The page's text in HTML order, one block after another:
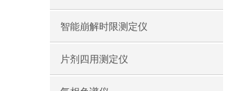
智能崩解时限测定仪
片剂四用测定仪